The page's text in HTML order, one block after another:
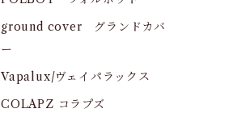
ground cover グランドカバ
ー
Vapalux/ヴェイパラックス
COLAPZ コラプズ